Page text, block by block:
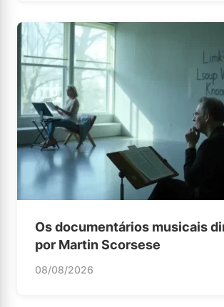
Os documentários musicais
por Martin Scorsese
08/08/2026